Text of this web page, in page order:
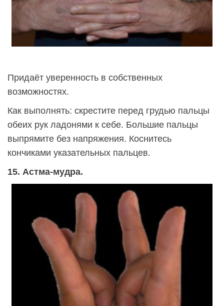
Придаёт уверенность в собственных
возможностях.
Как выполнять: скрестите перед грудью пальцы
обеих рук ладонями к себе. Большие пальцы
выпрямите без напряжения. Коснитесь
кончиками указательных пальцев.
15. Астма-мудра.